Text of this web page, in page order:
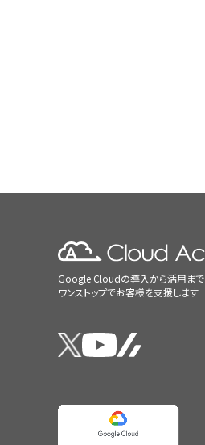
Google Cloudの導入から活用まで
ワンストップでお客様を支援します